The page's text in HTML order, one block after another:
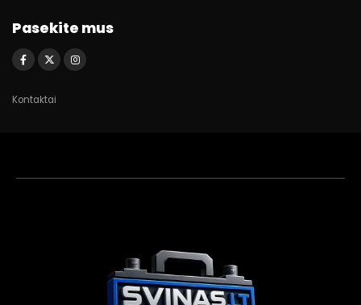
Pasekite mus
Kontaktai
Akumuliatorių